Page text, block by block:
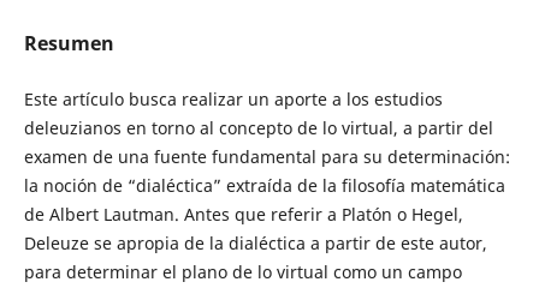
Resumen
Este artículo busca realizar un aporte a los estudios
deleuzianos en torno al concepto de lo virtual, a partir del
examen de una fuente fundamental para su determinación:
la noción de “dialéctica” extraída de la filosofía matemática
de Albert Lautman. Antes que referir a Platón o Hegel,
Deleuze se apropia de la dialéctica a partir de este autor,
para determinar el plano de lo virtual como un campo